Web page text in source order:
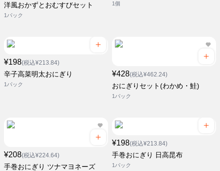
洋風おかずとおむすびセット
1パック
1個
¥198(税込¥213.84)
辛子高菜明太おにぎり
1パック
¥428(税込¥462.24)
おにぎりセット(わかめ・鮭)
1パック
¥208(税込¥224.64)
手巻おにぎり ツナマヨネーズ
¥198(税込¥213.84)
手巻おにぎり 日高昆布
1パック